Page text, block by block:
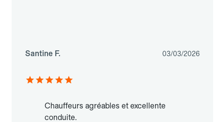
Santine F. 03/03/2026
Chauffeurs agréables et excellente
conduite.